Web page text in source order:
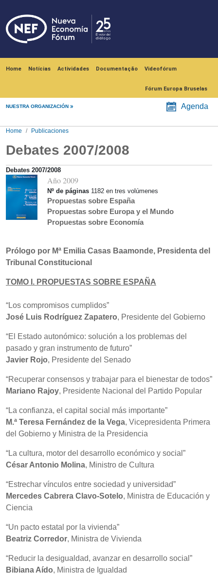
Home Notícias Actividades Documentação Videofórum
Fórum Europa Bruselas
NUESTRA ORGANIZACIÓN Agenda
Home Publicaciones
Debates 2007/2008
Debates 2007/2008
Año2009
Nº de páginas 1182 en tres volúmenes
Propuestas sobre España
Propuestas sobre Europa y el Mundo
Propuestas sobre Economía
Prólogo por Mª Emilia Casas Baamonde, Presidenta del
Tribunal Constitucional
TOMO I. PROPUESTAS SOBRE ESPAÑA
“Los compromisos cumplidos”
José Luis Rodríguez Zapatero, Presidente del Gobierno
“El Estado autonómico: solución a los problemas del
pasado y gran instrumento de futuro”
Javier Rojo, Presidente del Senado
“Recuperar consensos y trabajar para el bienestar de todos”
Mariano Rajoy, Presidente Nacional del Partido Popular
“La confianza, el capital social más importante”
M.ª Teresa Fernández de la Vega, Vicepresidenta Primera
del Gobierno y Ministra de la Presidencia
“La cultura, motor del desarrollo económico y social”
César Antonio Molina, Ministro de Cultura
“Estrechar vínculos entre sociedad y universidad”
Mercedes Cabrera Clavo-Sotelo, Ministra de Educación y
Ciencia
“Un pacto estatal por la vivienda”
Beatriz Corredor, Ministra de Vivienda
“Reducir la desigualdad, avanzar en desarrollo social”
Bibiana Aído, Ministra de Igualdad